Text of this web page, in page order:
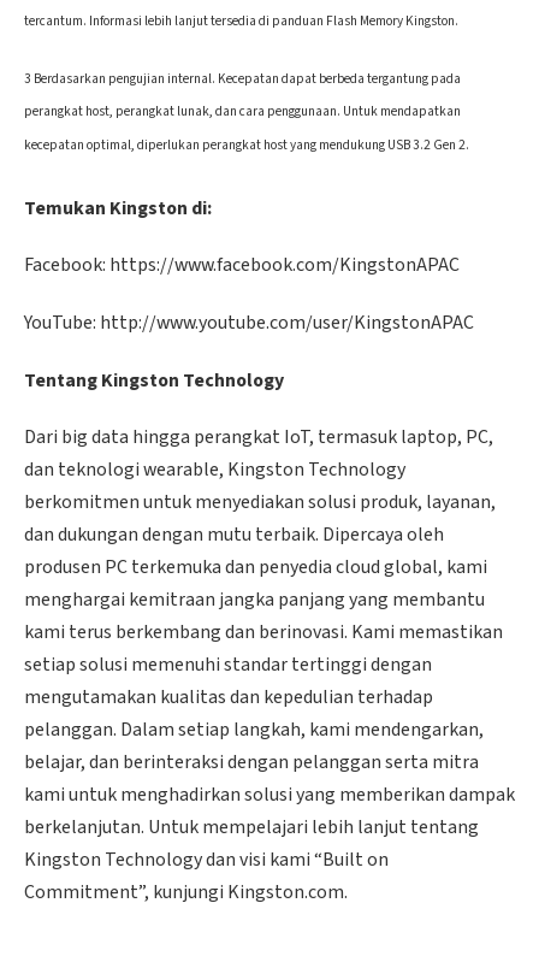
tercantum. Informasi lebih lanjut tersedia di panduan Flash Memory Kingston.
3 Berdasarkan pengujian internal. Kecepatan dapat berbeda tergantung pada
perangkat host, perangkat lunak, dan cara penggunaan. Untuk mendapatkan
kecepatan optimal, diperlukan perangkat host yang mendukung USB 3.2 Gen 2.
Temukan Kingston di:
Facebook: https://www.facebook.com/KingstonAPAC
YouTube: http://www.youtube.com/user/KingstonAPAC
Tentang Kingston Technology
Dari big data hingga perangkat IoT, termasuk laptop, PC,
dan teknologi wearable, Kingston Technology
berkomitmen untuk menyediakan solusi produk, layanan,
dan dukungan dengan mutu terbaik. Dipercaya oleh
produsen PC terkemuka dan penyedia cloud global, kami
menghargai kemitraan jangka panjang yang membantu
kami terus berkembang dan berinovasi. Kami memastikan
setiap solusi memenuhi standar tertinggi dengan
mengutamakan kualitas dan kepedulian terhadap
pelanggan. Dalam setiap langkah, kami mendengarkan,
belajar, dan berinteraksi dengan pelanggan serta mitra
kami untuk menghadirkan solusi yang memberikan dampak
berkelanjutan. Untuk mempelajari lebih lanjut tentang
Kingston Technology dan visi kami “Built on
Commitment”, kunjungi Kingston.com.